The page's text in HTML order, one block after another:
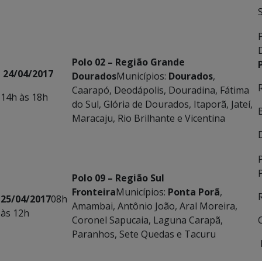
24/04/2017
14h às 18h
Polo 02 – Região Grande
DouradosMunicípios: Dourados,
Caarapó, Deodápolis, Douradina, Fátima
do Sul, Glória de Dourados, Itaporã, Jateí,
Maracaju, Rio Brilhante e Vicentina
25/04/201708h
às 12h
Polo 09 – Região Sul
FronteiraMunicípios: Ponta Porã,
Amambai, Antônio João, Aral Moreira,
Coronel Sapucaia, Laguna Carapã,
Paranhos, Sete Quedas e Tacuru